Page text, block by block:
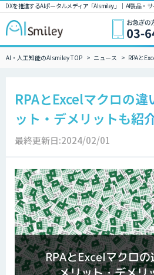
DXを推進するAIポータルメディア「AIsmiley」｜ AI製品・
AI・人工知能のAIsmiley TOP ニュース RPAと
RPAとExcelマクロの違
ット・デメリットも紹
最終更新日:2024/02/01